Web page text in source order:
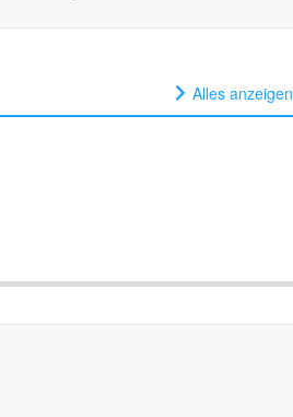
Alles anzeigen